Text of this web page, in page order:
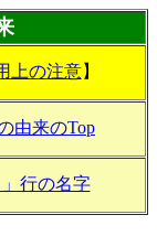
上の注意】
由来のTop
」行の名字